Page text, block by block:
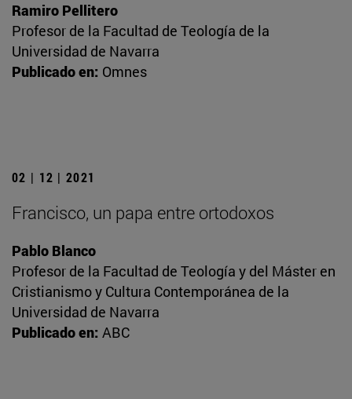
Ramiro Pellitero
Profesor de la Facultad de Teología de la
Universidad de Navarra
Publicado en: Omnes
02 | 12 | 2021
Francisco, un papa entre ortodoxos
Pablo Blanco
Profesor de la Facultad de Teología y del Máster en
Cristianismo y Cultura Contemporánea de la
Universidad de Navarra
Publicado en: ABC